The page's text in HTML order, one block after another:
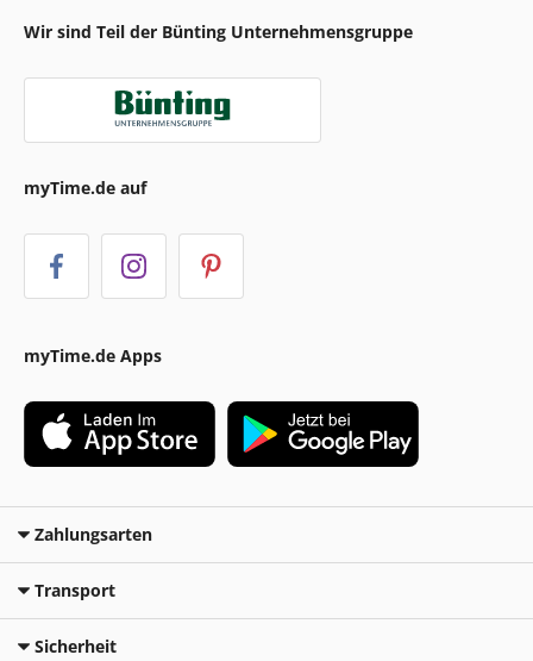
Wir sind Teil der Bünting Unternehmensgruppe
myTime.de auf
myTime.de Apps
Zahlungsarten
Transport
Sicherheit